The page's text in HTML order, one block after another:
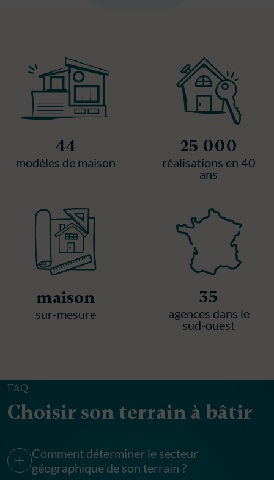
44
modèles de maison
25 000
réalisations en 40
ans
maison
sur-mesure
35
agences dans le
sud-ouest
FAQ
Choisir son terrain à bâtir
Comment déterminer le secteur
géographique de son terrain ?